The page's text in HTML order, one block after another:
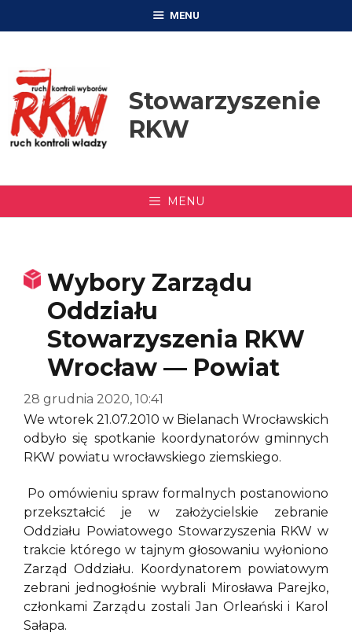
MENU
Stowarzyszenie
RKW
MENU
Wybory Zarządu
Oddziału
Stowarzyszenia RKW
Wrocław — Powiat
28 grudnia 2020, 10:41
We wtorek 21.07.2010 w Bielanach Wrocławskich
odbyło się spotkanie koordynatorów gminnych
RKW powiatu wrocławskiego ziemskiego.
Po omówieniu spraw formalnych postanowiono
przekształcić je w założycielskie zebranie
Oddziału Powiatowego Stowarzyszenia RKW w
trakcie którego w tajnym głosowaniu wyłoniono
Zarząd Oddziału. Koordynatorem powiatowym
zebrani jednogłośnie wybrali Mirosława Parejko,
członkami Zarządu zostali Jan Orleański i Karol
Sałapa.